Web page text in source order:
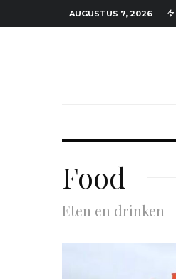
AUGUSTUS 7, 2026
Food
Eten en drinken